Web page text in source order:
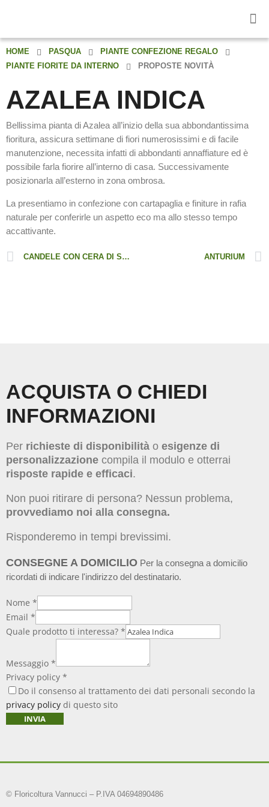
HOME PASQUA
PIANTE CONFEZIONE REGALO
PIANTE FIORITE DA INTERNO
PROPOSTE NOVITÀ
AZALEA INDICA
Bellissima pianta di Azalea all’inizio della sua abbondantissima
fioritura, assicura settimane di fiori numerosissimi e di facile
manutenzione, necessita infatti di abbondanti annaffiature ed è
possibile farla fiorire all’interno di casa. Successivamente
posizionarla all’esterno in zona ombrosa.
La presentiamo in confezione con cartapaglia e finiture in rafia
naturale per conferirle un aspetto eco ma allo stesso tempo
accattivante.
CANDELE CON CERA DI SOIA “HEARTH & HOME” ANTURIUM
ACQUISTA O CHIEDI
INFORMAZIONI
Per richieste di disponibilità o esigenze di
personalizzazione compila il modulo e otterrai
risposte rapide e efficaci.
Non puoi ritirare di persona? Nessun problema,
provvediamo noi alla consegna.
Risponderemo in tempi brevissimi.
CONSEGNE A DOMICILIO Per la consegna a domicilio
ricordati di indicare l'indirizzo del destinatario.
Nome *
Email *
Quale prodotto ti interessa? *
Messaggio *
Privacy policy *
Do il consenso al trattamento dei dati personali secondo la
privacy policy di questo sito
INVIA
© Floricoltura Vannucci – P.IVA 04694890486